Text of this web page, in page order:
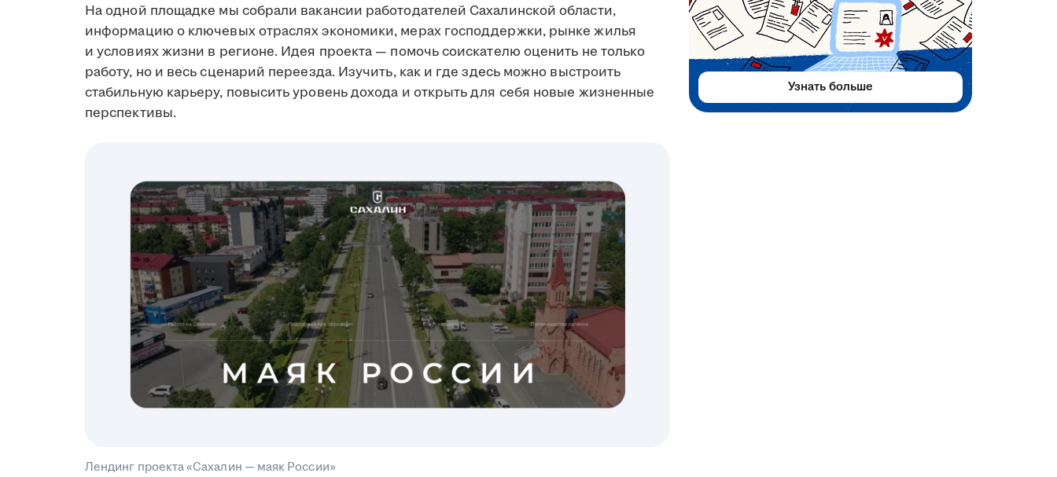
На одной площадке мы собрали вакансии работодателей Сахалинской области,
информацию о ключевых отраслях экономики, мерах господдержки, рынке жилья
и условиях жизни в регионе. Идея проекта — помочь соискателю оценить не только
работу, но и весь сценарий переезда. Изучить, как и где здесь можно выстроить
стабильную карьеру, повысить уровень дохода и открыть для себя новые жизненные
перспективы.
Лендинг проекта «Сахалин — маяк России»
Узнать больше